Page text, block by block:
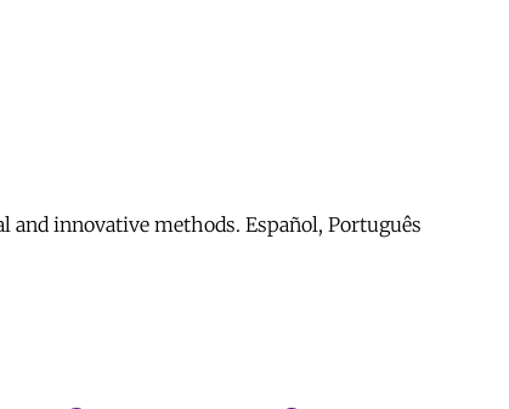
innovative methods. Español, Português